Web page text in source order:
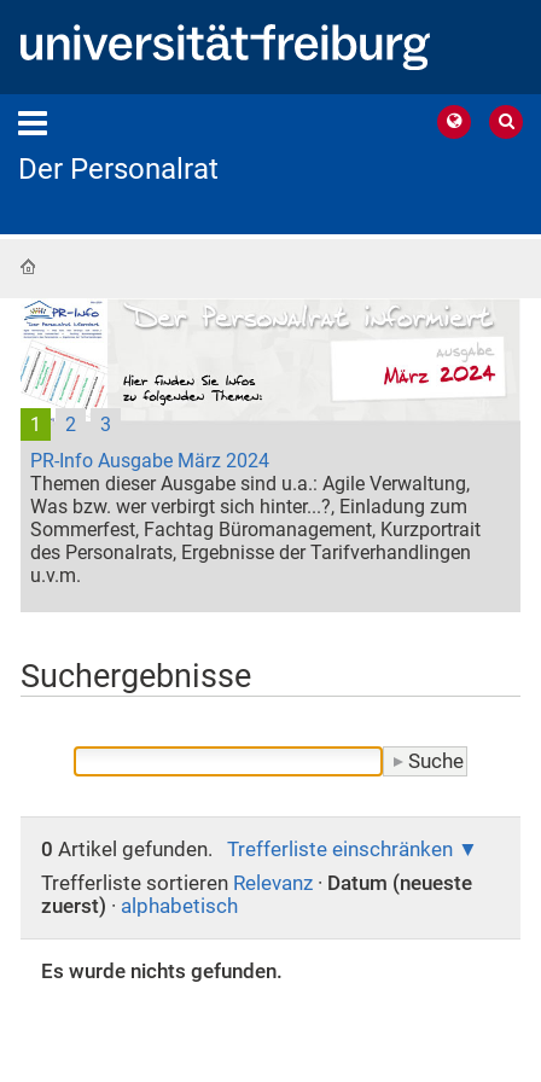
Der Personalrat
PR-Info Ausgabe März 2024
Themen dieser Ausgabe sind u.a.: Agile Verwaltung,
Was bzw. wer verbirgt sich hinter...?, Einladung zum
Sommerfest, Fachtag Büromanagement, Kurzportrait
des Personalrats, Ergebnisse der Tarifverhandlingen
u.v.m.
1 2 3
Suchergebnisse
0 Artikel gefunden.
Trefferliste einschränken
Trefferliste sortieren Relevanz · Datum (neueste
zuerst) · alphabetisch
Es wurde nichts gefunden.